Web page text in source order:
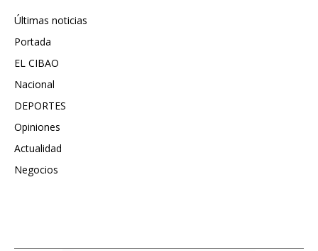
Últimas noticias
Portada
EL CIBAO
Nacional
DEPORTES
Opiniones
Actualidad
Negocios